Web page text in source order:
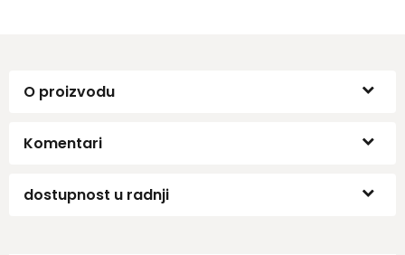
O proizvodu
Komentari
dostupnost u radnji